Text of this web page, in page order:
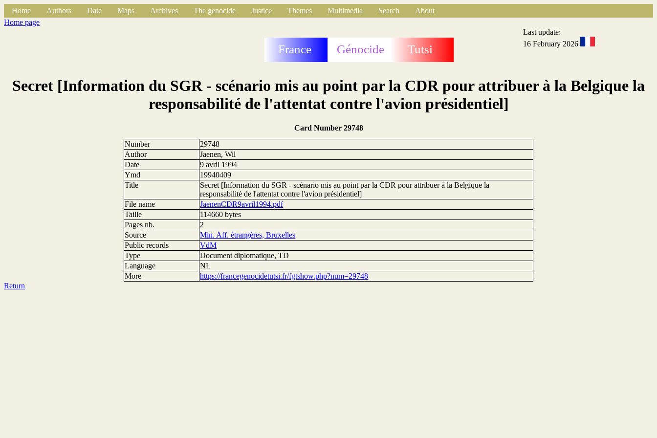
Home Authors Date Maps Archives The genocide Justice Themes Multimedia Search
About
Home page
France Génocide Tutsi
Last update:
16 February 2026
Secret [Information du SGR - scénario mis au point par la CDR pour attribuer à la Belgique la
responsabilité de l'attentat contre l'avion présidentiel]
Card Number 29748
Number
29748
Author
Jaenen, Wil
Date
9 avril 1994
Ymd
19940409
Title
Secret [Information du SGR - scénario mis au point par la CDR pour attribuer à la Belgique la
responsabilité de l'attentat contre l'avion présidentiel]
File name
JaenenCDR9avril1994.pdf
Taille
114660 bytes
Pages nb.
2
Source
Min. Aff. étrangères, Bruxelles
Public records
VdM
Type
Document diplomatique, TD
Language
NL
More
https://francegenocidetutsi.fr/fgtshow.php?num=29748
Return